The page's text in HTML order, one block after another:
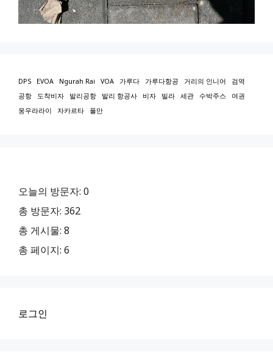
DPS EVOA Ngurah Rai VOA 가루다 가루다항공 거리의 인니어
검역
공항
도착비자 발리공항 발리 항공사 비자 빌라 세관 수박주스
여권
웅우라라이
자카르타 풀만
오늘의 방문자: 0
총 방문자: 362
총 게시물: 8
총 페이지: 6
로그인